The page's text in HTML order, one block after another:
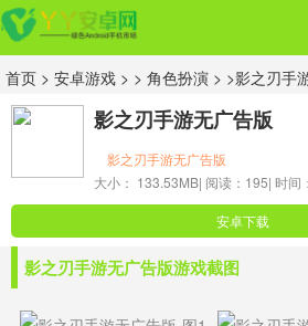
首页 > 安卓游戏 > > 角色扮演 > >影之刃手
影之刃手游无广告版
影之刃手游无广告版
大小： 133.53MB| 阅读：195| 时间
安卓下载
影之刃手游无广告版游戏截图